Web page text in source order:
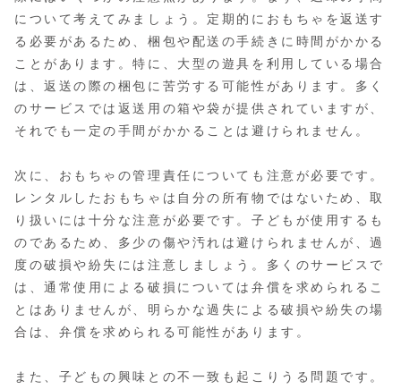
について考えてみましょう。定期的におもちゃを返送す
る必要があるため、梱包や配送の手続きに時間がかかる
ことがあります。特に、大型の遊具を利用している場合
は、返送の際の梱包に苦労する可能性があります。多く
のサービスでは返送用の箱や袋が提供されていますが、
それでも一定の手間がかかることは避けられません。
次に、おもちゃの管理責任についても注意が必要です。
レンタルしたおもちゃは自分の所有物ではないため、取
り扱いには十分な注意が必要です。子どもが使用するも
のであるため、多少の傷や汚れは避けられませんが、過
度の破損や紛失には注意しましょう。多くのサービスで
は、通常使用による破損については弁償を求められるこ
とはありませんが、明らかな過失による破損や紛失の場
合は、弁償を求められる可能性があります。
また、子どもの興味との不一致も起こりうる問題です。